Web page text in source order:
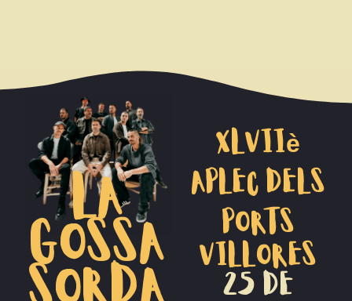
LA
GOSSA
XLVIIè
APLEC DELS
PORTS
VILLORES
25 DE